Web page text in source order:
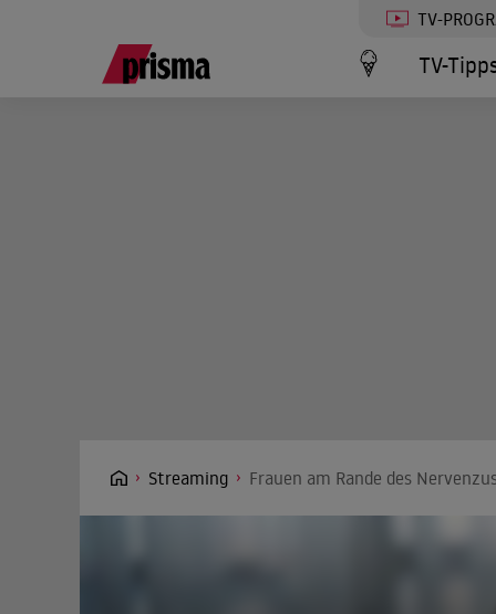
TV-
TV-
Streaming Frauen am Rande des